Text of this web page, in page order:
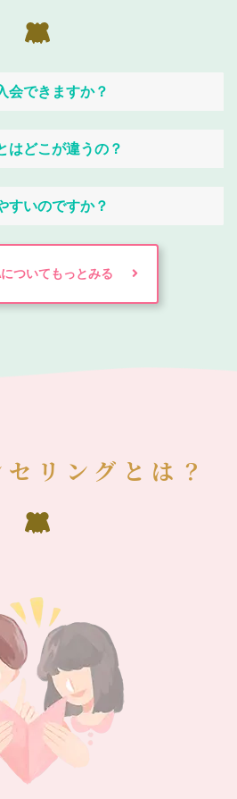
会できますか？
はどこが違うの？
すいのですか？
ついてもっとみる
リングとは？